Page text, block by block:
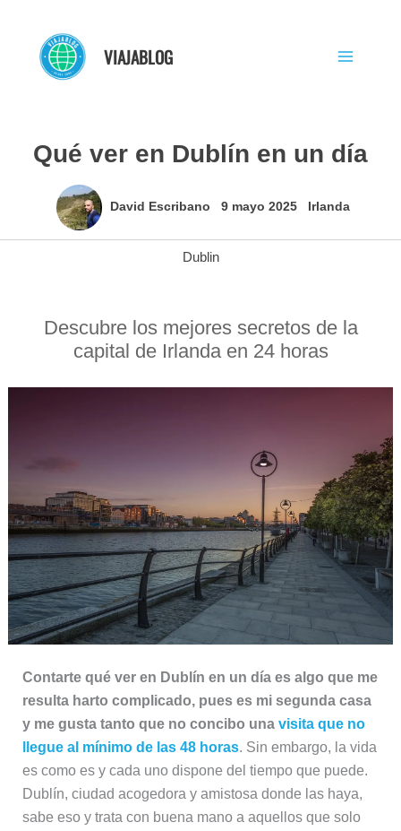
contenido
VIAJABLOG
Qué ver en Dublín en un día
David Escribano 9 mayo 2025 Irlanda
Dublin
Descubre los mejores secretos de la
capital de Irlanda en 24 horas
Contarte qué ver en Dublín en un día es algo que me
resulta harto complicado, pues es mi segunda casa
y me gusta tanto que no concibo una visita que no
llegue al mínimo de las 48 horas. Sin embargo, la vida
es como es y cada uno dispone del tiempo que puede.
Dublín, ciudad acogedora y amistosa donde las haya,
sabe eso y trata con buena mano a aquellos que solo